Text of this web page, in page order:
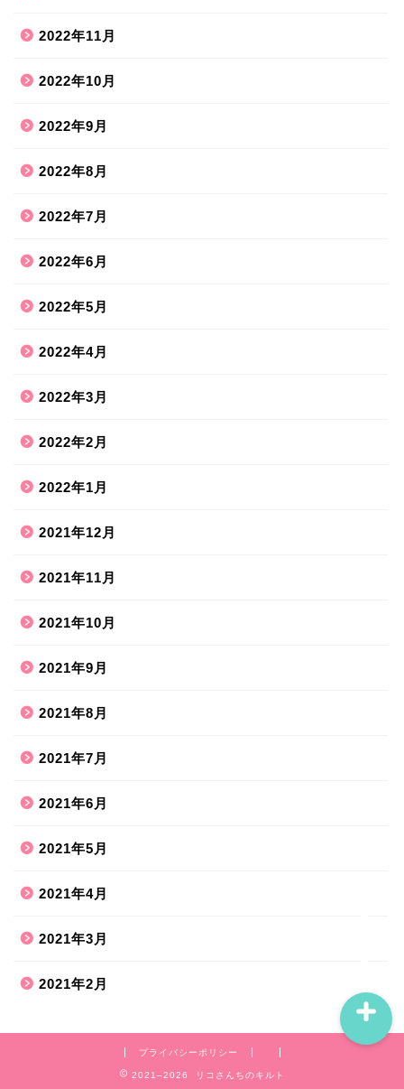
2022年11月
2022年10月
2022年9月
2022年8月
2022年7月
2022年6月
2022年5月
2022年4月
2022年3月
2022年2月
2022年1月
2021年12月
2021年11月
2021年10月
2021年9月
2021年8月
2021年7月
2021年6月
2021年5月
2021年4月
2021年3月
2021年2月
プライバシーポリシー
2021–2026 リコさんちのキルト